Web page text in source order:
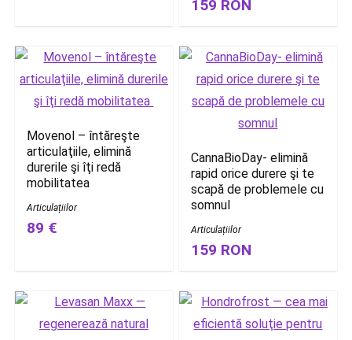
159 RON
Movenol – întăreşte
articulaţiile, elimină
durerile şi îţi redă
mobilitatea
Articulațiilor
89 €
CannaBioDay- elimină
rapid orice durere şi te
scapă de problemele cu
somnul
Articulațiilor
159 RON